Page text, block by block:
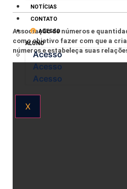
NOTÍCIAS
CONTATO
ACESSO
ALUNO
Acesso
Acesso
Acesso
X
Associação de números e
como objetivo fazer com que a
números e estabeleça suas